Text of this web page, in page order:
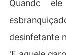
Quando
desinfetante